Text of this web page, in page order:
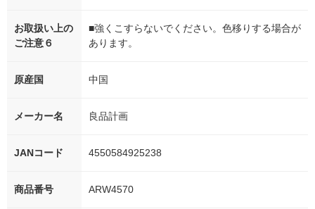
お取扱い上の
ご注意６
■強くこすらないでください。色移りする場合が
あります。
原産国 中国
メーカー名 良品計画
JANコード 4550584925238
商品番号 ARW4570